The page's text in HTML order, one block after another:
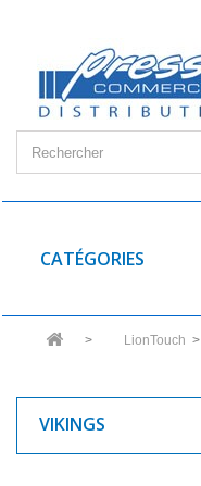
CATÉGORIES
> LionTouch >
VIKINGS